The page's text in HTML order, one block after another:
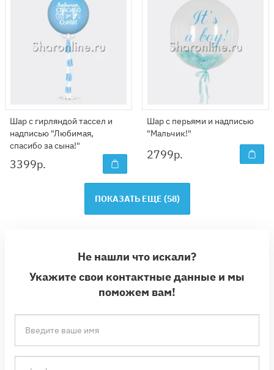
Шар с гирляндой тассел и
надписью "Любимая,
спасибо за сына!"
3399р.
Шар с перьями и надписью
"Мальчик!"
2799р.
ПОКАЗАТЬ ЕЩЕ (58)
Не нашли что искали?
Укажите свои контактные данные и мы
поможем вам!